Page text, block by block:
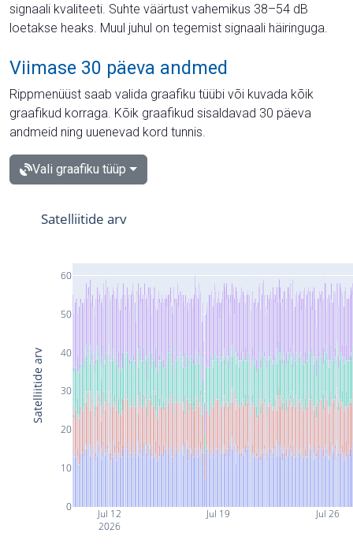
signaali kvaliteeti. Suhte väärtust vahemikus 38–54 dB
loetakse heaks. Muul juhul on tegemist signaali häiringuga.
Viimase 30 päeva andmed
Rippmenüüst saab valida graafiku tüübi või kuvada kõik
graafikud korraga. Kõik graafikud sisaldavad 30 päeva
andmeid ning uuenevad kord tunnis.
Vali graafiku tüüp
Jul 12
2026
Jul 19 Jul 26
0
10
20
30
40
50
60
Satelliitide arv
Satelliitide arv